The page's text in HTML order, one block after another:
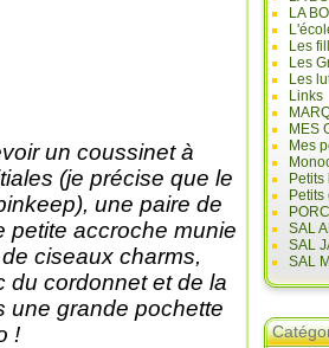
un coussinet à
(je précise que le
une paire de
petite accroche munie
ciseaux charms,
du cordonnet et de la
une grande pochette
!
LA
Les
Les
Les
Links
MES
Mes
Petits
SAL
SAL
SAL